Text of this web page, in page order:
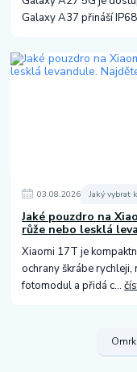
Galaxy A37 přináší
03.08.2026 Jaký vybrat
Jaké pouzdro na
růže nebo lesklá
Xiaomi 17T je
ochrany škrábe rychleji,
fotomodul a přidá c...